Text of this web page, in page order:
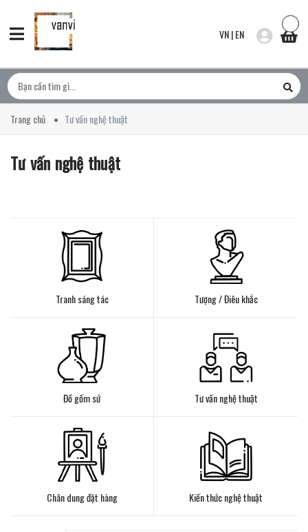
VN|EN
Trang chủ Tư vấn nghệ thuật
Tư vấn nghệ thuật
Tranh sáng tác Tượng / Điêu khắc
Đồ gốm sứ Tư vấn nghệ thuật
Chân dung đặt hàng Kiến thức nghệ thuật